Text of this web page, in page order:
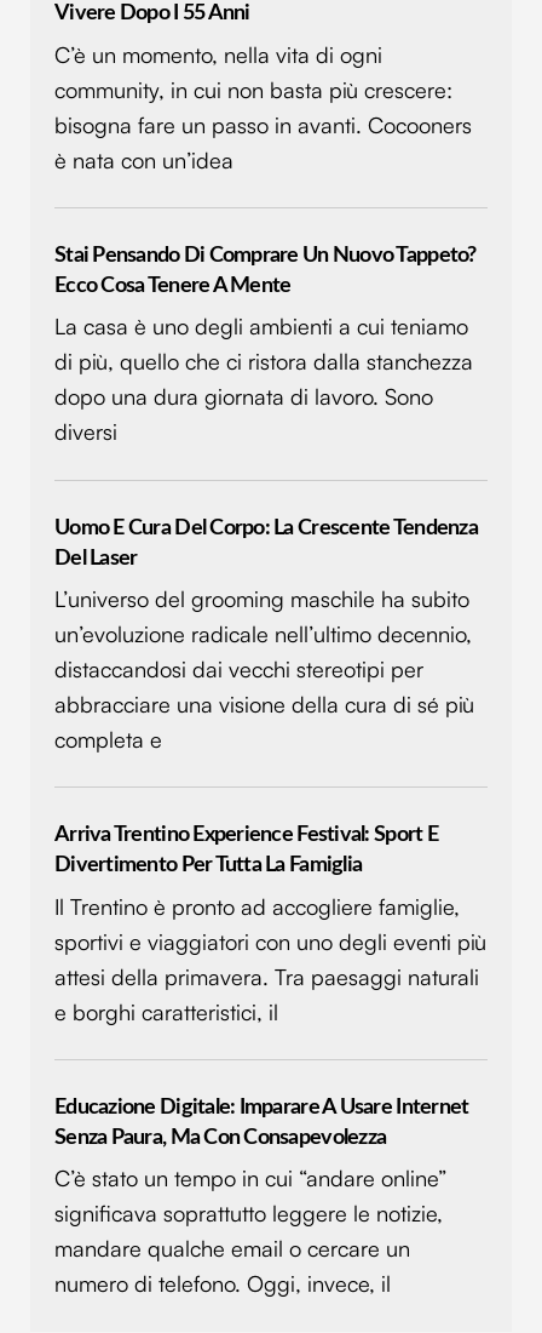
Vivere Dopo I 55 Anni
C’è un momento, nella vita di ogni
community, in cui non basta più crescere:
bisogna fare un passo in avanti. Cocooners
è nata con un’idea
Stai Pensando Di Comprare Un Nuovo Tappeto?
Ecco Cosa Tenere A Mente
La casa è uno degli ambienti a cui teniamo
di più, quello che ci ristora dalla stanchezza
dopo una dura giornata di lavoro. Sono
diversi
Uomo E Cura Del Corpo: La Crescente Tendenza
Del Laser
L’universo del grooming maschile ha subito
un’evoluzione radicale nell’ultimo decennio,
distaccandosi dai vecchi stereotipi per
abbracciare una visione della cura di sé più
completa e
Arriva Trentino Experience Festival: Sport E
Divertimento Per Tutta La Famiglia
Il Trentino è pronto ad accogliere famiglie,
sportivi e viaggiatori con uno degli eventi più
attesi della primavera. Tra paesaggi naturali
e borghi caratteristici, il
Educazione Digitale: Imparare A Usare Internet
Senza Paura, Ma Con Consapevolezza
C’è stato un tempo in cui “andare online”
significava soprattutto leggere le notizie,
mandare qualche email o cercare un
numero di telefono. Oggi, invece, il